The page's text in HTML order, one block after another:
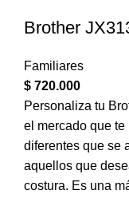
Brother
Familiares
$ 720.000
Personaliza tu
el mercado que
diferentes que se
aquellos que
costura. Es una